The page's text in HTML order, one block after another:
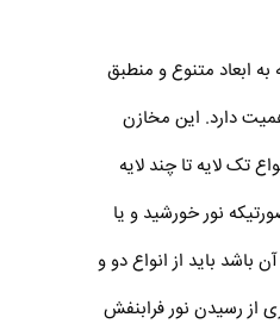
ابعاد متنوع و منطبق
دارد. این مخازن
تک لایه تا چند لایه
نور خورشید و یا
باید از انواع دو و
از رسیدن نور فرابنفش